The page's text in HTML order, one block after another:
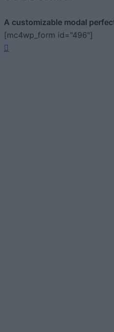
A customizable modal
[mc4wp_form id="496"]